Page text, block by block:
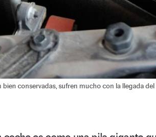
bien conservadas, sufren mucho con la llegada del